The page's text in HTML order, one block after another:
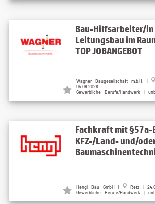
Bau-Hilfsarbeiter/in
Leitungsbau im
TOP JOBANGEBOT
Wagner Baugesellschaft m.b.H. |
05.08.2026
Gewerbliche Berufe/Handwerk |
Fachkraft mit
KFZ-/Land- und/
Hengl Bau GmbH |
Retz |
Gewerbliche Berufe/Handwerk |